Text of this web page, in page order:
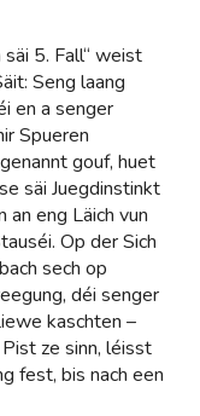
5. Fall“ weist
Seng laang
en a senger
Spueren
gouf, huet
säi Juegdinstinkt
an eng Läich vun
Op der Sich
sech op
déi senger
kaschten –
ze sinn, léisst
fest, bis nach een